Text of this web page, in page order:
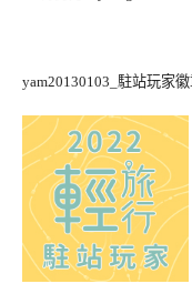
yam20130103_駐站玩家